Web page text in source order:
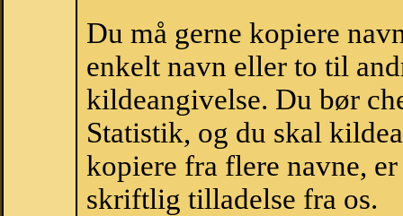
Du må gerne kopiere
enkelt navn eller to til
kildeangivelse. Du bør
Statistik, og du skal
kopiere fra flere navne,
skriftlig tilladelse fra os.